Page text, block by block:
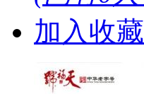
加入收藏